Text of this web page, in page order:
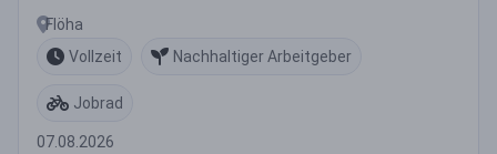
Flöha
Vollzeit
Nachhaltiger Arbeitgeber
Jobrad
07.08.2026